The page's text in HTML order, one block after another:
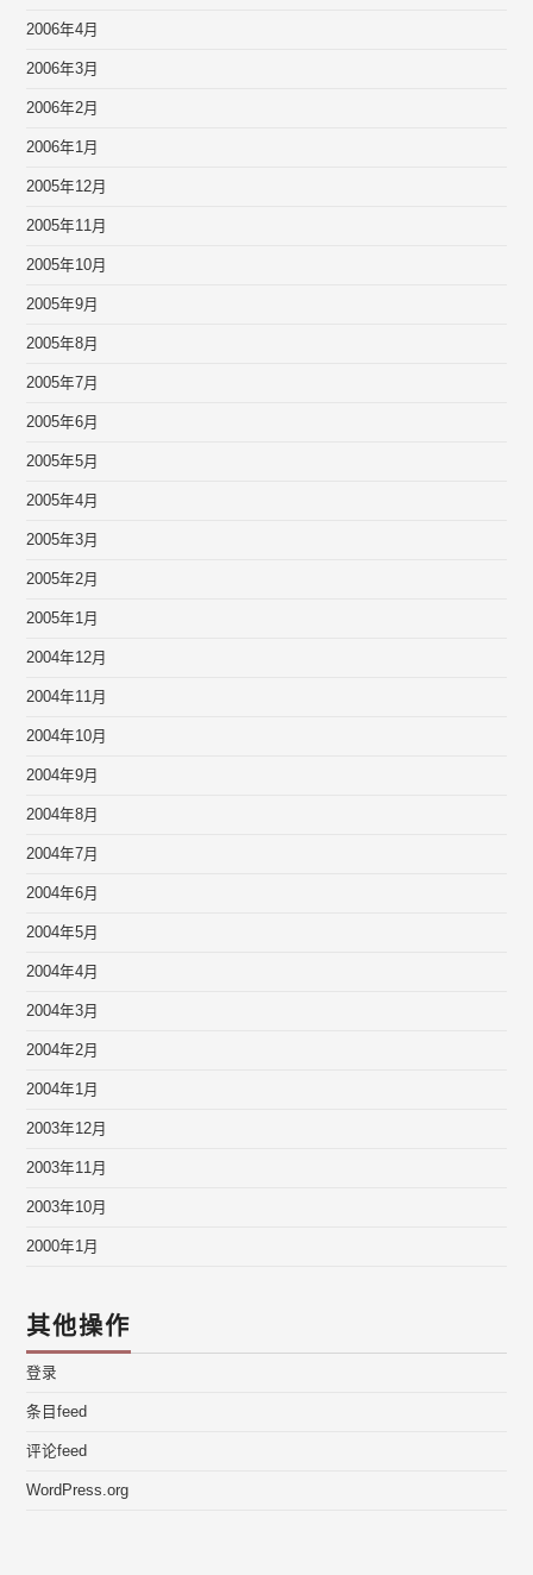
2006年4月
2006年3月
2006年2月
2006年1月
2005年12月
2005年11月
2005年10月
2005年9月
2005年8月
2005年7月
2005年6月
2005年5月
2005年4月
2005年3月
2005年2月
2005年1月
2004年12月
2004年11月
2004年10月
2004年9月
2004年8月
2004年7月
2004年6月
2004年5月
2004年4月
2004年3月
2004年2月
2004年1月
2003年12月
2003年11月
2003年10月
2000年1月
其他操作
登录
条目feed
评论feed
WordPress.org